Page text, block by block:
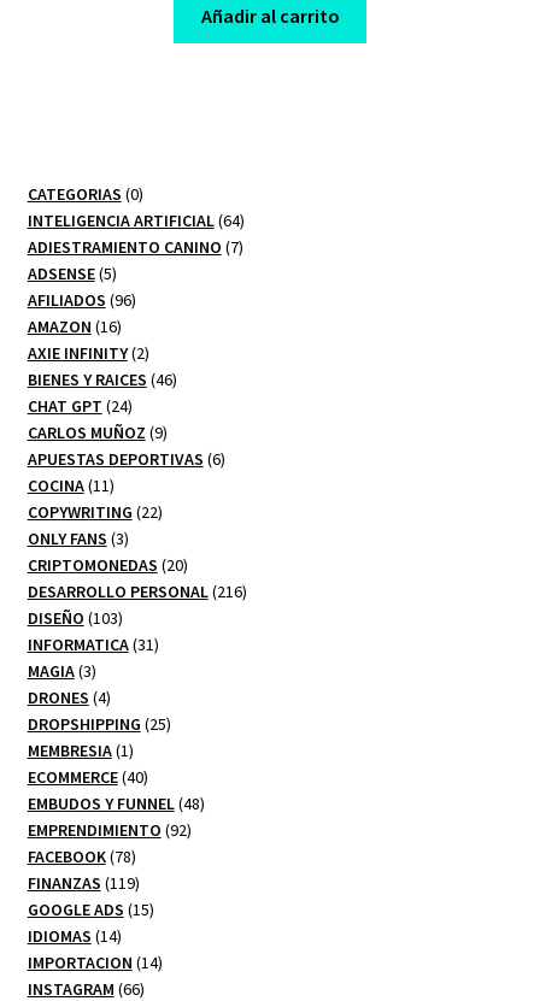
was:
$ 297,00.
is:
$ 10,00.
Añadir al carrito
CATEGORIAS 00
productos
INTELIGENCIA ARTIFICIAL 6464
productos
ADIESTRAMIENTO CANINO 77
ADSENSE 55
productos
AFILIADOS 9696
AMAZON 1616
productos
AXIE INFINITY 22
productos
BIENES Y RAICES 4646
CHAT GPT 2424
productos
CARLOS MUÑOZ 99
productos
APUESTAS DEPORTIVAS 66
COCINA 1111
productos
COPYWRITING 2222
ONLY FANS 33
productos
CRIPTOMONEDAS 2020
productos
DESARROLLO PERSONAL 216216
DISEÑO 103103
productos
INFORMATICA 3131
MAGIA 33
productos
DRONES 44
productos
DROPSHIPPING 2525
MEMBRESIA 11
producto
ECOMMERCE 4040
productos
EMBUDOS Y FUNNEL 4848
EMPRENDIMIENTO 9292
FACEBOOK 7878
productos
FINANZAS 119119
productos
GOOGLE ADS 1515
IDIOMAS 1414
productos
IMPORTACION 1414
INSTAGRAM 6666